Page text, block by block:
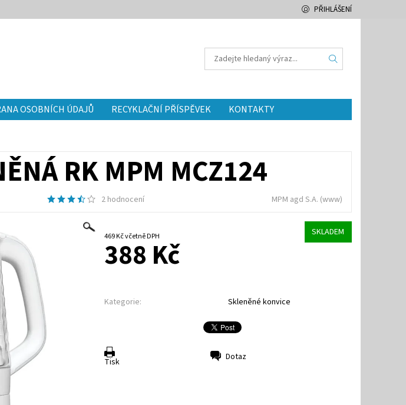
PŘIHLÁŠENÍ
OSOBNÍCH ÚDAJŮ RECYKLAČNÍ PŘÍSPĚVEK KONTAKTY
RK MPM MCZ124
2 hodnocení MPM agd S.A. (www)
469 Kč včetně DPH SKLADEM
388 Kč
Kategorie: Skleněné konvice
Tisk Dotaz